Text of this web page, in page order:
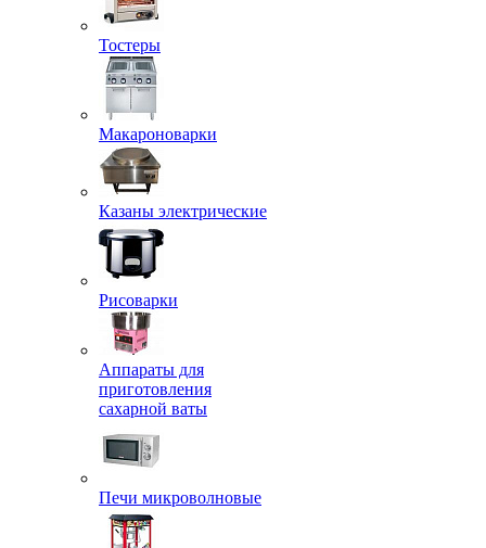
Тостеры
Макароноварки
Казаны электрические
Рисоварки
Аппараты для
приготовления
сахарной ваты
Печи микроволновые